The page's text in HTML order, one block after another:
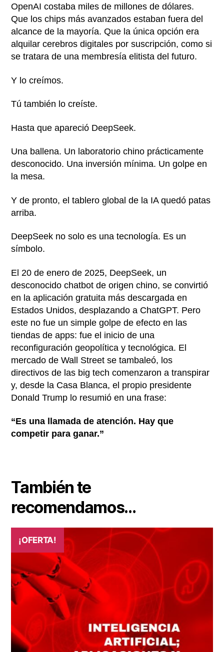
OpenAI costaba miles de millones de dólares.
Que los chips más avanzados estaban fuera del
alcance de la mayoría. Que la única opción era
alquilar cerebros digitales por suscripción, como si
se tratara de una membresía elitista del futuro.
Y lo creímos.
Tú también lo creíste.
Hasta que apareció DeepSeek.
Una ballena. Un laboratorio chino prácticamente
desconocido. Una inversión mínima. Un golpe en
la mesa.
Y de pronto, el tablero global de la IA quedó patas
arriba.
DeepSeek no solo es una tecnología. Es un
símbolo.
El 20 de enero de 2025, DeepSeek, un
desconocido chatbot de origen chino, se convirtió
en la aplicación gratuita más descargada en
Estados Unidos, desplazando a ChatGPT. Pero
este no fue un simple golpe de efecto en las
tiendas de apps: fue el inicio de una
reconfiguración geopolítica y tecnológica. El
mercado de Wall Street se tambaleó, los
directivos de las big tech comenzaron a transpirar
y, desde la Casa Blanca, el propio presidente
Donald Trump lo resumió en una frase:
“Es una llamada de atención. Hay que
competir para ganar.”
También te
recomendamos…
¡OFERTA!